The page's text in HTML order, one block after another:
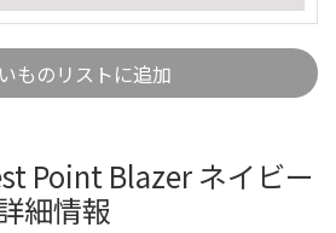
ものリストに追加
Point Blazer ネイビー
細情報